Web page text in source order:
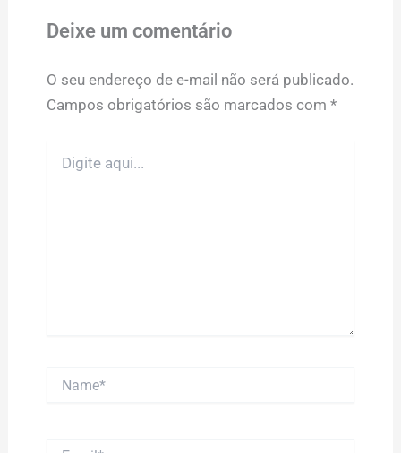
Deixe um comentário
O seu endereço de e-mail não será publicado.
Campos obrigatórios são marcados com *
aqui...